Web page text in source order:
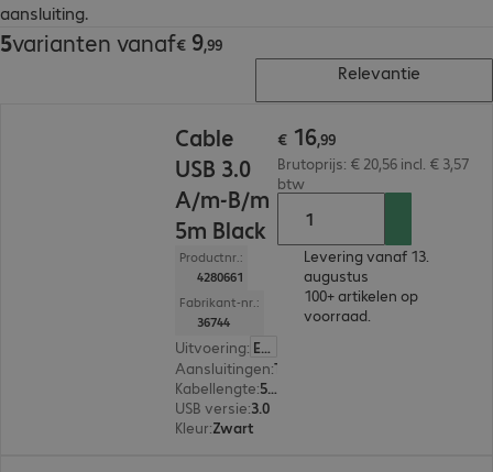
aansluiting.
5varianten vanaf€ 9,99
€ 9,99
Relevantie
Cable
USB 3.0
A/m-B/m
5m Black
Productnr.:
4280661
Fabrikant-nr.:
36744
Uitvoering: Europa
Aansluitingen:
Kabellengte: 5 m
USB versie:3.0
Kleur:Zwart
€ 16,99
Brutoprijs: € 20,56 incl. € 3,57
btw
Levering vanaf 13.
augustus
100+ artikelen op
voorraad.